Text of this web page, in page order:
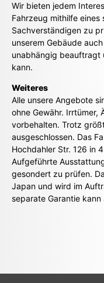
Wir bieten jedem
Fahrzeug mithilfe
Sachverständigen zu
unserem Gebäude
unabhängig
kann.
Weiteres
Alle unsere Angebote
ohne Gewähr. Irrtümer,
vorbehalten. Trotz
ausgeschlossen. Das
Hochdahler Str. 126 in
Aufgeführte
gesondert zu prüfen.
Japan und wird im
separate Garantie